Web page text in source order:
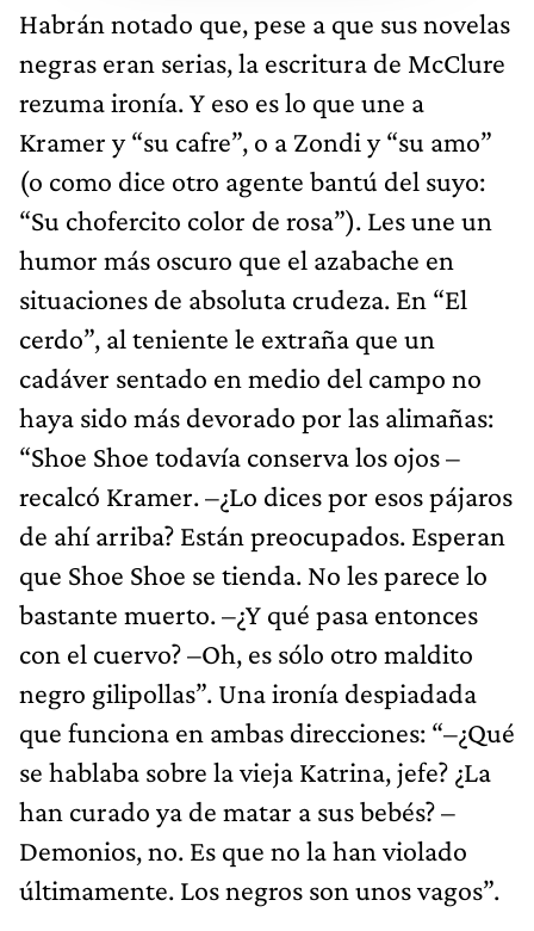
Habrán notado que, pese a que sus novelas
negras eran serias, la escritura de McClure
rezuma ironía. Y eso es lo que une a
Kramer y “su cafre”, o a Zondi y “su amo”
(o como dice otro agente bantú del suyo:
“Su chofercito color de rosa”). Les une un
humor más oscuro que el azabache en
situaciones de absoluta crudeza. En “El
cerdo”, al teniente le extraña que un
cadáver sentado en medio del campo no
haya sido más devorado por las alimañas:
“Shoe Shoe todavía conserva los ojos –
recalcó Kramer. –¿Lo dices por esos pájaros
de ahí arriba? Están preocupados. Esperan
que Shoe Shoe se tienda. No les parece lo
bastante muerto. –¿Y qué pasa entonces
con el cuervo? –Oh, es sólo otro maldito
negro gilipollas”. Una ironía despiadada
que funciona en ambas direcciones: “–¿Qué
se hablaba sobre la vieja Katrina, jefe? ¿La
han curado ya de matar a sus bebés? –
Demonios, no. Es que no la han violado
últimamente. Los negros son unos vagos”.